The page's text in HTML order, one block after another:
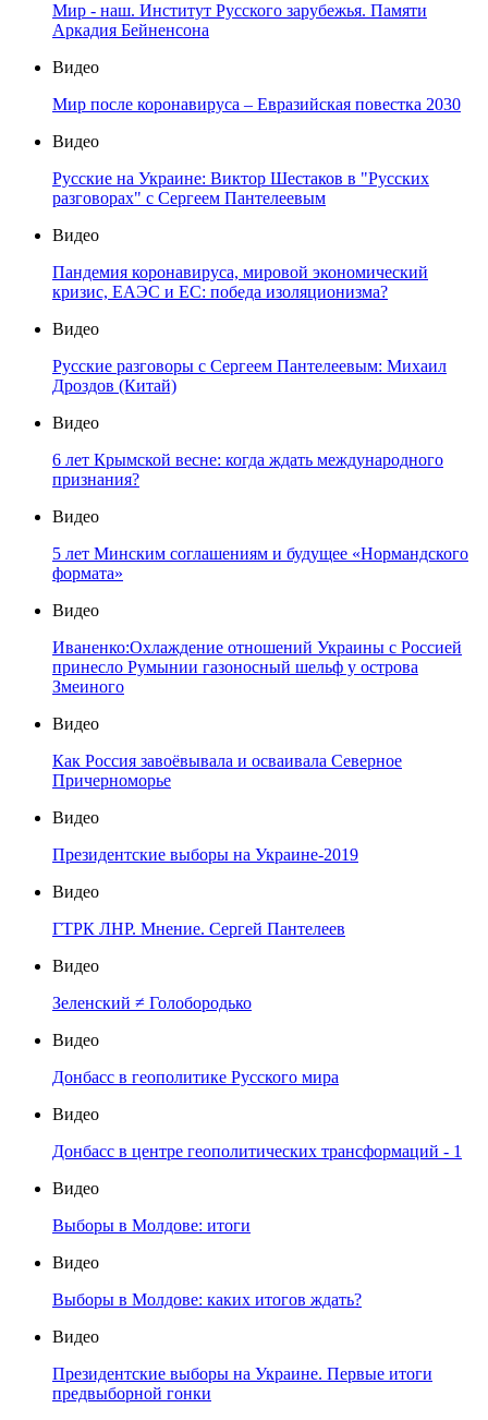
Мир - наш. Институт Русского зарубежья. Памяти
Аркадия Бейненсона
Видео
Мир после коронавируса – Евразийская повестка 2030
Видео
Русские на Украине: Виктор Шестаков в "Русских
разговорах" с Сергеем Пантелеевым
Видео
Пандемия коронавируса, мировой экономический
кризис, ЕАЭС и ЕС: победа изоляционизма?
Видео
Русские разговоры с Сергеем Пантелеевым: Михаил
Дроздов (Китай)
Видео
6 лет Крымской весне: когда ждать международного
признания?
Видео
5 лет Минским соглашениям и будущее «Нормандского
формата»
Видео
Иваненко:Охлаждение отношений Украины с Россией
принесло Румынии газоносный шельф у острова
Змеиного
Видео
Как Россия завоёвывала и осваивала Северное
Причерноморье
Видео
Президентские выборы на Украине-2019
Видео
ГТРК ЛНР. Мнение. Сергей Пантелеев
Видео
Зеленский ≠ Голобородько
Видео
Донбасс в геополитике Русского мира
Видео
Донбасс в центре геополитических трансформаций - 1
Видео
Выборы в Молдове: итоги
Видео
Выборы в Молдове: каких итогов ждать?
Видео
Президентские выборы на Украине. Первые итоги
предвыборной гонки